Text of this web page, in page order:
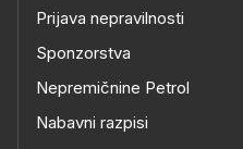
Prijava nepravilnosti
Sponzorstva
Nepremičnine Petrol
Nabavni razpisi